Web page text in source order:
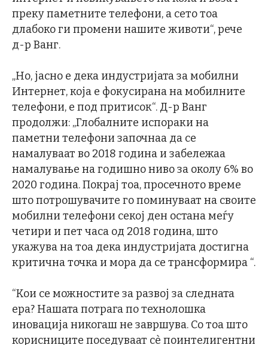
преку паметните телефони, а сето тоа
длабоко ги промени нашите животи“, рече
д-р Ванг.
„Но, јасно е дека индустријата за мобилни
Интернет, која е фокусирана на мобилните
телефони, е под притисок“. Д-р Ванг
продолжи: „Глобалните испораки на
паметни телефони започнаа да се
намалуваат во 2018 година и забележаа
намалување на годишно ниво за околу 6% во
2020 година. Покрај тоа, просечното време
што потрошувачите го поминуваат на своите
мобилни телефони секој ден остана меѓу
четири и пет часа од 2018 година, што
укажува на тоа дека индустријата достигна
критична точка и мора да се трансформира “.
“Кои се можностите за развој за следната
ера? Нашата потрага по технолошка
иновација никогаш не завршува. Со тоа што
корисниците поседуваат сè поинтелигентни